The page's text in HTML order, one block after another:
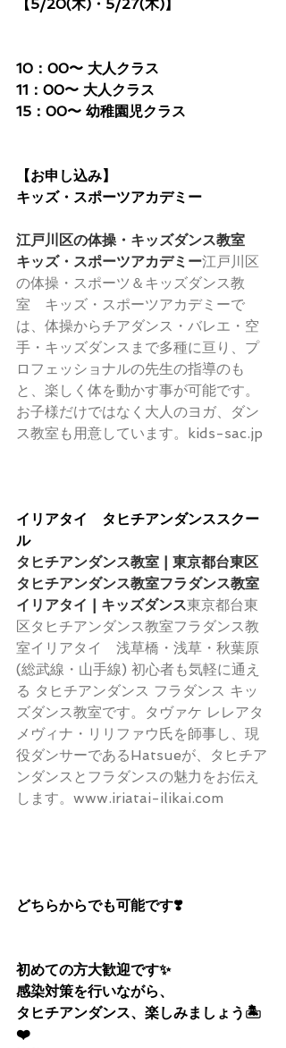
【5/20(木)・5/27(木)】
10：00〜 大人クラス
11：00〜 大人クラス
15：00〜 幼稚園児クラス
【お申し込み】
キッズ・スポーツアカデミー
江戸川区の体操・キッズダンス教室
キッズ・スポーツアカデミー江戸川区
の体操・スポーツ＆キッズダンス教
室　キッズ・スポーツアカデミーで
は、体操からチアダンス・バレエ・空
手・キッズダンスまで多種に亘り、プ
ロフェッショナルの先生の指導のも
と、楽しく体を動かす事が可能です。
お子様だけではなく大人のヨガ、ダン
ス教室も用意しています。kids-sac.jp
イリアタイ　タヒチアンダンススクー
ル
タヒチアンダンス教室 | 東京都台東区
タヒチアンダンス教室フラダンス教室
イリアタイ | キッズダンス東京都台東
区タヒチアンダンス教室フラダンス教
室イリアタイ　浅草橋・浅草・秋葉原
(総武線・山手線) 初心者も気軽に通え
る タヒチアンダンス フラダンス キッ
ズダンス教室です。タヴァケ レレアタ
メヴィナ・リリファウ氏を師事し、現
役ダンサーであるHatsueが、タヒチア
ンダンスとフラダンスの魅力をお伝え
します。www.iriatai-ilikai.com
どちらからでも可能です❣️
初めての方大歓迎です✨
感染対策を行いながら、
タヒチアンダンス、楽しみましょう🏝
❤️